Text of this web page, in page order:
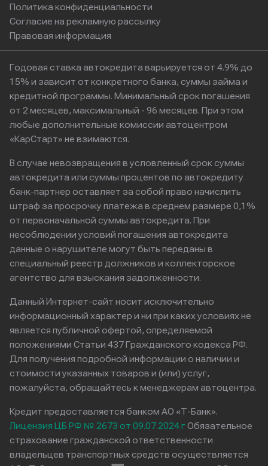
Политика конфиденциальности
Согласие на рекламную рассылку
Правовая информация
Годовая ставка автокредита варьируется от 4.9% до
15% и зависит от конкретного банка, суммы займа и
кредитной программы. Минимальный срок погашения
от 2 месяцев, максимальный - 96 месяцев. При этом
любые дополнительные комиссии автоцентром
«КарСтарт» не взимаются.
В случае невозвращения в условленный срок суммы
автокредита или суммы процентов по автокредиту
банк-партнер оставляет за собой право начислить
штраф за просрочку платежа в среднем размере 0,1%
от первоначальной суммы автокредита. При
несоблюдении условий погашения автокредита
данные о нарушителе могут быть переданы в
специальный реестр должников и коллекторское
агентство для взыскания задолженности.
Данный Интернет-сайт носит исключительно
информационный характер и ни при каких условиях не
является публичной офертой, определяемой
положениями Статьи 437 Гражданского кодекса РФ.
Для получения подробной информации о наличии и
стоимости указанных товаров и (или) услуг,
пожалуйста, обращайтесь к менеджерам автоцентра.
Кредит предоставляется банком АО «Т-Банк».
Лицензия ЦБ РФ № 2673 от 09.07.2024 гОбязательное
страхование гражданской ответственности
владельцев транспортных средств осуществляется